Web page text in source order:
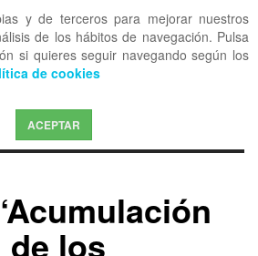
y de terceros para mejorar nuestros
de los hábitos de navegación. Pulsa
si quieres seguir navegando según los
de cookies
ACEPTAR
los